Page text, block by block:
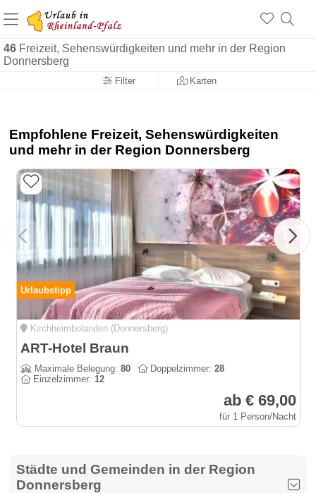
46 Freizeit, Sehenswürdigkeiten und mehr in der Region
Donnersberg
Filter Karten
+1.500 Unterkünfte in Rheinland-Pfalz
+1.000 Sehenswürdigkeiten
Über 25 Jahre online
Empfohlene Freizeit, Sehenswürdigkeiten
und mehr in der Region Donnersberg
Urlaubstipp
Kirchheimbolanden (Donnersberg)
ART-Hotel Braun
Maximale Belegung:80 Doppelzimmer:28
Einzelzimmer:12
ab € 69,00
für 1 Person/Nacht
Städte und Gemeinden in der Region
Donnersberg